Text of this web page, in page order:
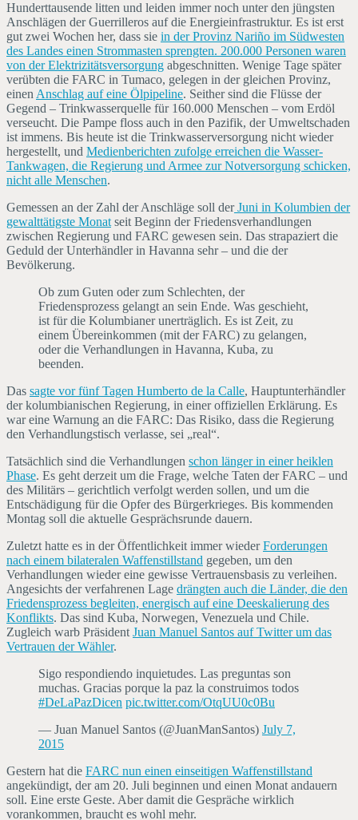
Hunderttausende litten und leiden immer noch unter den jüngsten
Anschlägen der Guerrilleros auf die Energieinfrastruktur. Es ist erst
gut zwei Wochen her, dass sie in der Provinz Nariño im Südwesten
des Landes einen Strommasten sprengten. 200.000 Personen waren
von der Elektrizitätsversorgung abgeschnitten. Wenige Tage später
verübten die FARC in Tumaco, gelegen in der gleichen Provinz,
einen Anschlag auf eine Ölpipeline. Seither sind die Flüsse der
Gegend – Trinkwasserquelle für 160.000 Menschen – vom Erdöl
verseucht. Die Pampe floss auch in den Pazifik, der Umweltschaden
ist immens. Bis heute ist die Trinkwasserversorgung nicht wieder
hergestellt, und Medienberichten zufolge erreichen die Wasser-
Tankwagen, die Regierung und Armee zur Notversorgung schicken,
nicht alle Menschen.
Gemessen an der Zahl der Anschläge soll derJuni in Kolumbien der
gewalttätigste Monat seit Beginn der Friedensverhandlungen
zwischen Regierung und FARC gewesen sein. Das strapaziert die
Geduld der Unterhändler in Havanna sehr – und die der
Bevölkerung.
Ob zum Guten oder zum Schlechten, der
Friedensprozess gelangt an sein Ende. Was geschieht,
ist für die Kolumbianer unerträglich. Es ist Zeit, zu
einem Übereinkommen (mit der FARC) zu gelangen,
oder die Verhandlungen in Havanna, Kuba, zu
beenden.
Das sagte vor fünf Tagen Humberto de la Calle, Hauptunterhändler
der kolumbianischen Regierung, in einer offiziellen Erklärung. Es
war eine Warnung an die FARC: Das Risiko, dass die Regierung
den Verhandlungstisch verlasse, sei „real“.
Tatsächlich sind die Verhandlungen schon länger in einer heiklen
Phase. Es geht derzeit um die Frage, welche Taten der FARC – und
des Militärs – gerichtlich verfolgt werden sollen, und um die
Entschädigung für die Opfer des Bürgerkrieges. Bis kommenden
Montag soll die aktuelle Gesprächsrunde dauern.
Zuletzt hatte es in der Öffentlichkeit immer wiederForderungen
nach einem bilateralen Waffenstillstand gegeben, um den
Verhandlungen wieder eine gewisse Vertrauensbasis zu verleihen.
Angesichts der verfahrenen Lage drängten auch die Länder, die den
Friedensprozess begleiten, energisch auf eine Deeskalierung des
Konflikts. Das sind Kuba, Norwegen, Venezuela und Chile.
Zugleich warb Präsident Juan Manuel Santos auf Twitter um das
Vertrauen der Wähler.
Sigo respondiendo inquietudes. Las preguntas son
muchas. Gracias porque la paz la construimos todos
#DeLaPazDicen pic.twitter.com/OtqUU0c0Bu
— Juan Manuel Santos (@JuanManSantos) July 7,
2015
Gestern hat die FARC nun einen einseitigen Waffenstillstand
angekündigt, der am 20. Juli beginnen und einen Monat andauern
soll. Eine erste Geste. Aber damit die Gespräche wirklich
vorankommen, braucht es wohl mehr.